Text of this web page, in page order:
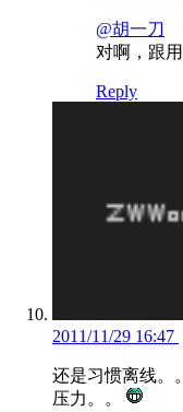
@胡一刀
对啊，跟
Reply
2011/11/29 16:47
还是习惯离线。
压力。。